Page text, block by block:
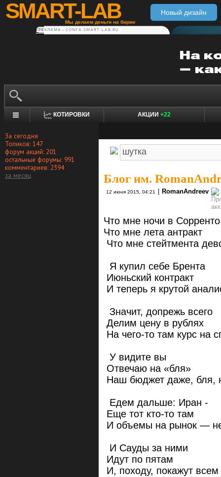
SMART-LAB
Мы делаем деньги на бирже
Новый дизайн
РЕКЛАМА • CONFA.SMART-LAB.RU
КОТИРОВКИ АКЦИИ +22
За сегодня
Топиков: 147
форум акций: 201
остальные форумы: 991
комментариев: 2394
за месяц
Блог им.
12 июня 2015, 04:21 RomanAndreev
Что мне ночи в Сорренто
Что мне лета антракт
Что мне стейтмента
Я купил себе Брента
Июньский контракт
И теперь я крутой
Значит, допрежь всего
Делим цену в рублях
На чего-то там курс на
У видите вы
Отвечаю на «бля»
Наш бюджет даже, бля,
Едем дальше: Иран -
Еще тот кто-то там
И объемы на рынок —
И Сауды за ними
Идут по пятам
И, походу, покажут